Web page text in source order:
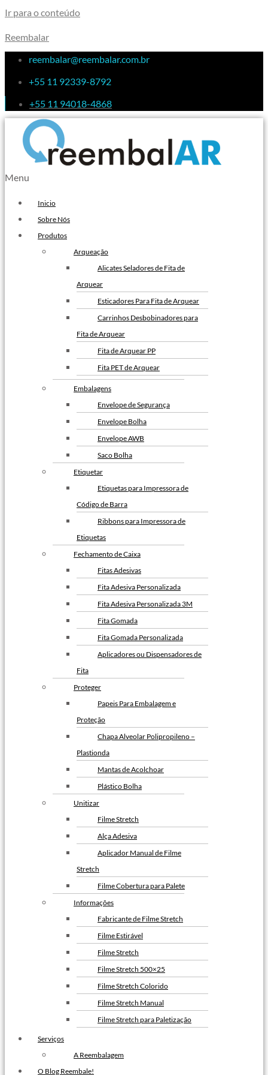
Ir para o conteúdo
Reembalar
reembalar@reembalar.com.br
+55 11 92339-8792
+55 11 94018-4868
Menu
Inicio
Sobre Nós
Produtos
Arqueação
Alicates Seladores de Fita de
Arquear
Esticadores Para Fita de Arquear
Carrinhos Desbobinadores para
Fita de Arquear
Fita de Arquear PP
Fita PET de Arquear
Arquear
Embalagens
Envelope de Segurança
Envelope Bolha
Envelope AWB
Saco Bolha
Etiquetar
Etiquetas para Impressora de
Código de Barra
Ribbons para Impressora de
Etiquetas
Fechamento de Caixa
Fitas Adesivas
Fita Adesiva Personalizada
Fita Adesiva Personalizada 3M
Fita Gomada
Fita Gomada Personalizada
Aplicadores ou Dispensadores de
Fita
Proteger
Papeis Para Embalagem e
Proteção
Chapa Alveolar Polipropileno –
Plastionda
Mantas de Acolchoar
Plástico Bolha
Unitizar
Filme Stretch
Alça Adesiva
Aplicador Manual de Filme
Stretch
Filme Cobertura para Palete
Informações
Fabricante de Filme Stretch
Filme Estirável
Filme Stretch
Filme Stretch 500×25
Filme Stretch Colorido
Filme Stretch Manual
Filme Stretch para Paletização
Filme Stretch Preto
Serviços
A Reembalagem
O Blog Reembale!